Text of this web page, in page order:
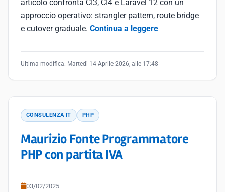
articolo confronta CI3, CI4 e Laravel 12 con un
approccio operativo: strangler pattern, route bridge
e cutover graduale. Continua a leggere
Ultima modifica: Martedì 14 Aprile 2026, alle 17:48
CONSULENZA IT PHP
Maurizio Fonte Programmatore
PHP con partita IVA
03/02/2025